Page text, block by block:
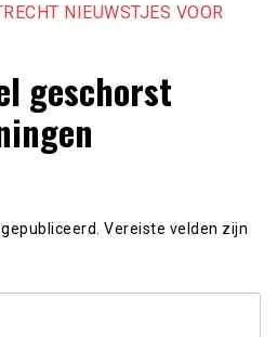
NIEUWSTJES VOOR
geschorst
Vereiste velden zijn